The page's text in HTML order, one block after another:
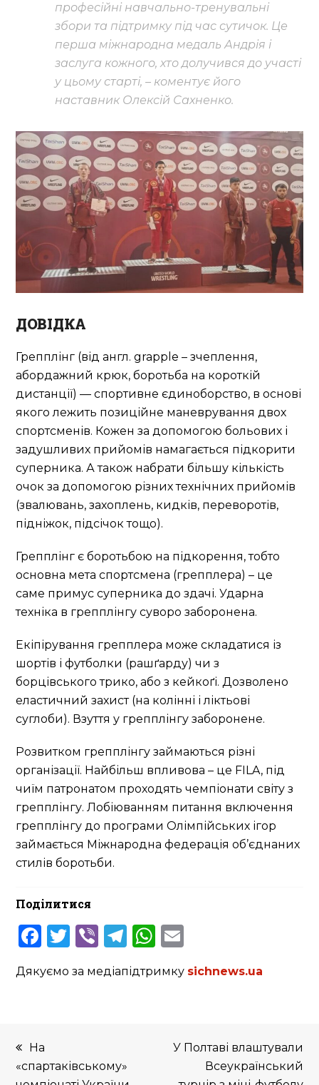
професійні навчально-тренувальні
збори та підтримку під час сутичок. Це
перша міжнародна медаль Андрія і
заслуга кожного, хто долучився до участі
у цьому старті, – коментує його
наставник Олексій Сахненко.
ДОВІДКА
Грепплінг (від англ. grapple – зчеплення,
абордажний крюк, боротьба на короткій
дистанції) — спортивне єдиноборство, в основі
якого лежить позиційне маневрування двох
спортсменів. Кожен за допомогою больових і
задушливих прийомів намагається підкорити
суперника. А також набрати більшу кількість
очок за допомогою різних технічних прийомів
(звалювань, захоплень, кидків, переворотів,
підніжок, підсічок тощо).
Грепплінг є боротьбою на підкорення, тобто
основна мета спортсмена (грепплера) – це
саме примус суперника до здачі. Ударна
техніка в грепплінгу суворо заборонена.
Екіпірування грепплера може складатися із
шортів і футболки (рашґарду) чи з
борцівського трико, або з кейкоґі. Дозволено
еластичний захист (на колінні і ліктьові
суглоби). Взуття у грепплінгу заборонене.
Розвитком грепплінгу займаються різні
організації. Найбільш впливова – це FILA, під
чиїм патронатом проходять чемпіонати світу з
грепплінгу. Лобіюванням питання включення
грепплінгу до програми Олімпійських ігор
займається Міжнародна федерація об’єднаних
стилів боротьби.
Поділитися
Facebook
Twitter
ViberTelegram
WhatsApp
Дякуємо за медіапідтримку sichnews.ua
previous
post:
На
«спартаківському»
next
У Полтаві влаштували
Всеукраїнський